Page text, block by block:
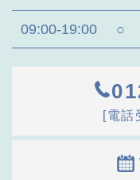
09:00-19:00 ○
[電話